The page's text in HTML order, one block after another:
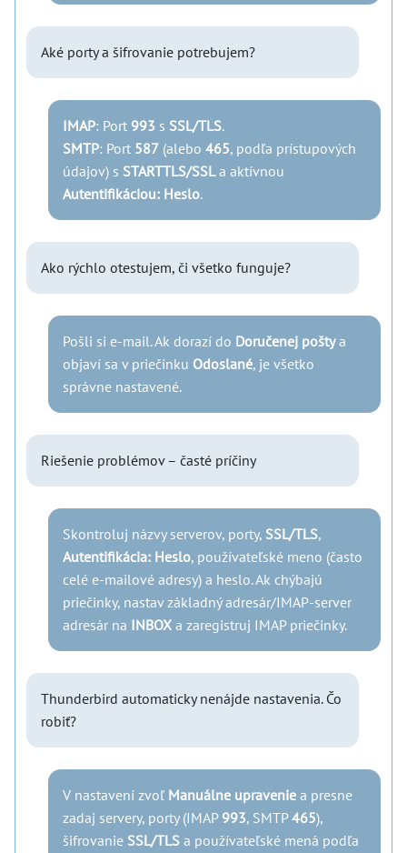
Aké porty a šifrovanie potrebujem?
IMAP: Port 993 s SSL/TLS.
SMTP: Port 587 (alebo 465, podľa prístupových
údajov) s STARTTLS/SSLa aktívnou
Autentifikáciou: Heslo.
Ako rýchlo otestujem, či všetko funguje?
Pošli si e-mail. Ak dorazí do Doručenej poštya
objaví sa v priečinku Odoslané, je všetko
správne nastavené.
Riešenie problémov – časté príčiny
Skontroluj názvy serverov, porty, SSL/TLS,
Autentifikácia: Heslo, používateľské meno (často
celé e-mailové adresy) a heslo. Ak chýbajú
priečinky, nastav základný adresár/IMAP-server
adresár na INBOX a zaregistruj IMAP priečinky.
Thunderbird automaticky nenájde nastavenia. Čo
robiť?
V nastavení zvoľ Manuálne upravenie a presne
zadaj servery, porty (IMAP 993, SMTP465),
šifrovanie SSL/TLS a používateľské mená podľa